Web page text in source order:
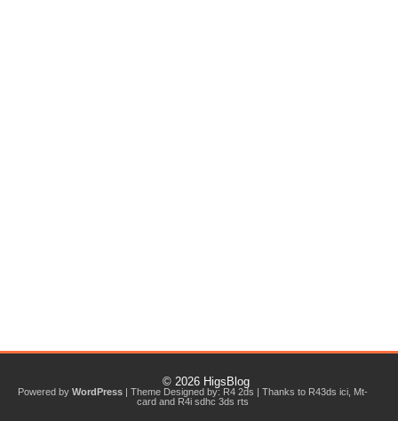
© 2026 HigsBlog
Powered by WordPress| Theme Designed by: R4 2ds | Thanks to R43ds ici, Mt-
cardand R4i sdhc 3ds rts